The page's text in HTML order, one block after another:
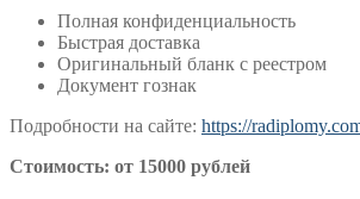
Полная конфиденциальность
Быстрая доставка
Оригинальный бланк с реестром
Документ гознак
Подробности на сайте: https://
Стоимость: от 15000 рублей